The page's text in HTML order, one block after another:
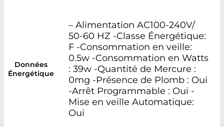
Données
Énergétique
– Alimentation AC100-240V/
50-60 HZ -Classe Énergétique:
F -Consommation en veille:
0.5w -Consommation en Watts
: 39w -Quantité de Mercure :
0mg -Présence de Plomb : Oui
-Arrêt Programmable : Oui -
Mise en veille Automatique:
Oui